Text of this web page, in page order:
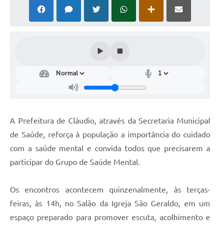
A Prefeitura de Cláudio, através da Secretaria Municipal
de Saúde, reforça à população a importância do cuidado
com a saúde mental e convida todos que precisarem a
participar do Grupo de Saúde Mental.
Os encontros acontecem quinzenalmente, às terças-
feiras, às 14h, no Salão da Igreja São Geraldo, em um
espaço preparado para promover escuta, acolhimento e